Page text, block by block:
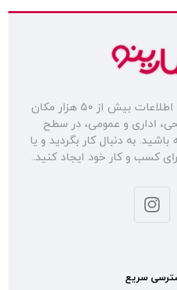
در شارینو میتوانید، به اطلاعات بیش از 50 هزار مکان
اداری و عمومی، در سطح
به دنبال کار بگردید و یا
کسب و کار خود ایجاد کنید..
سریع